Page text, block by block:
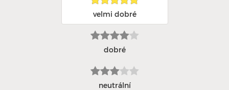
velmi dobré
dobré
neutrální